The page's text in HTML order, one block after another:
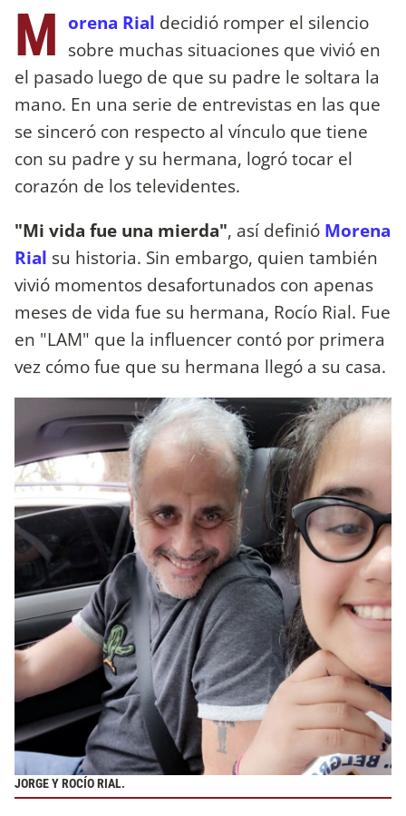
M orena Rial decidió romper el silencio
sobre muchas situaciones que vivió en
el pasado luego de que su padre le soltara la
mano. En una serie de entrevistas en las que
se sinceró con respecto al vínculo que tiene
con su padre y su hermana, logró tocar el
corazón de los televidentes.
"Mi vida fue una mierda", así definió Morena
Rial su historia. Sin embargo, quien también
vivió momentos desafortunados con apenas
meses de vida fue su hermana, Rocío Rial. Fue
en "LAM" que la influencer contó por primera
vez cómo fue que su hermana llegó a su casa.
JORGE Y ROCÍO RIAL.